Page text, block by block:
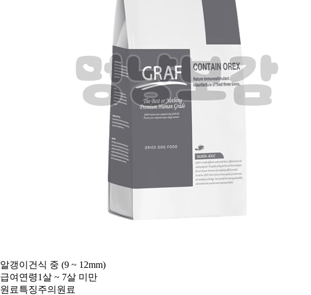
알갱이 건식 중 (9 ~ 12mm)
급여연령1살 ~ 7살 미만
원료특징주의원료